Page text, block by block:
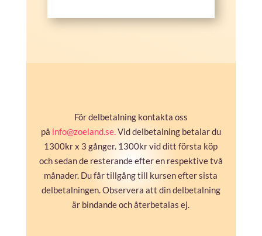
För delbetalning kontakta oss
på info@zoeland.se. Vid delbetalning betalar du
1300kr x 3 gånger. 1300kr vid ditt första köp
och sedan de resterande efter en respektive två
månader. Du får tillgång till kursen efter sista
delbetalningen. Observera att din delbetalning
är bindande och återbetalas ej.